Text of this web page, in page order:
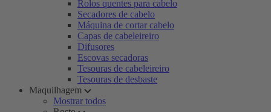
Rolos quentes para cabelo
Secadores de cabelo
Máquina de cortar cabelo
Capas de cabeleireiro
Difusores
Escovas secadoras
Tesouras de cabeleireiro
Tesouras de desbaste
Maquilhagem
Mostrar todos